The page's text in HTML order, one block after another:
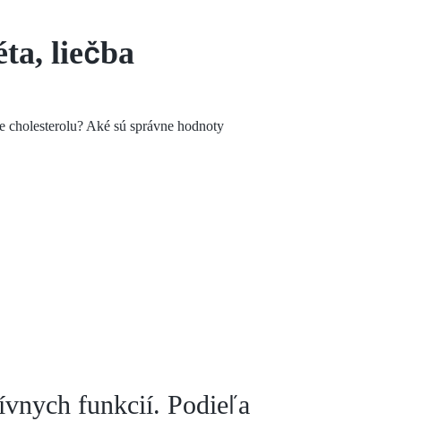
liečba
Aké sú správne hodnoty
funkcií. Podieľa